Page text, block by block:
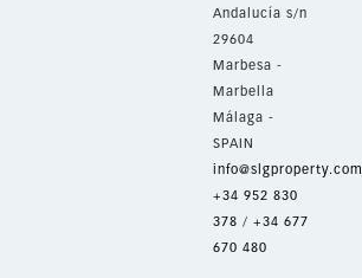
Andalucía s/n
29604
Marbesa -
Marbella
Málaga -
SPAIN
info@slgproperty.com
+34 952 830
378 / +34 677
670 480